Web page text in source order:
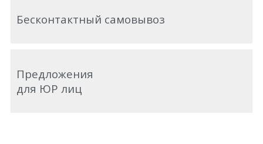
Бесконтактный самовывоз
Предложения
для ЮР лиц